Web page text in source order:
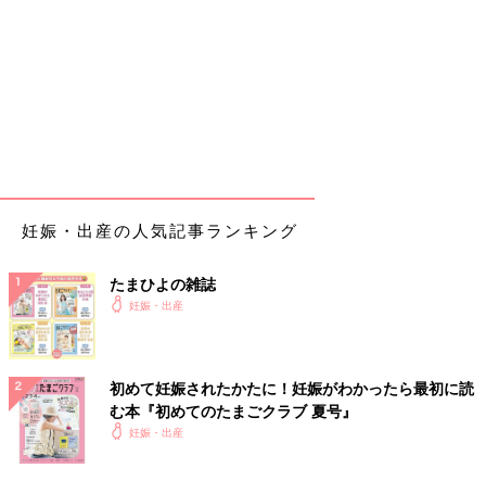
妊娠・出産の人気記事ランキング
たまひよの雑誌
妊娠・出産
初めて妊娠されたかたに！妊娠がわかったら最初に読
む本『初めてのたまごクラブ 夏号』
妊娠・出産